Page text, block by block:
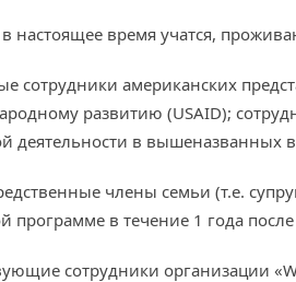
в настоящее время учатся,
сотрудники американских
развитию (USAID);
деятельности в вышеназванных
члены семьи (т.е.
программе в течение 1 года
сотрудники организации